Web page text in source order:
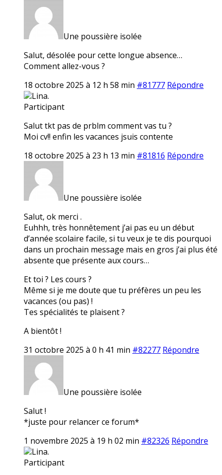
Une poussière isolée
Salut, désolée pour cette longue absence…
Comment allez-vous ?
18 octobre 2025 à 12 h 58 min #81777 Répondre
Lina.
Participant
Salut tkt pas de prblm comment vas tu ?
Moi cv!! enfin les vacances jsuis contente
18 octobre 2025 à 23 h 13 min #81816 Répondre
Une poussière isolée
Salut, ok merci .
Euhhh, très honnêtement j’ai pas eu un début
d’année scolaire facile, si tu veux je te dis pourquoi
dans un prochain message mais en gros j’ai plus été
absente que présente aux cours…
Et toi ? Les cours ?
Même si je me doute que tu préfères un peu les
vacances (ou pas) !
Tes spécialités te plaisent ?
A bientôt !
31 octobre 2025 à 0 h 41 min #82277 Répondre
Une poussière isolée
Salut !
*juste pour relancer ce forum*
1 novembre 2025 à 19 h 02 min #82326 Répondre
Lina.
Participant